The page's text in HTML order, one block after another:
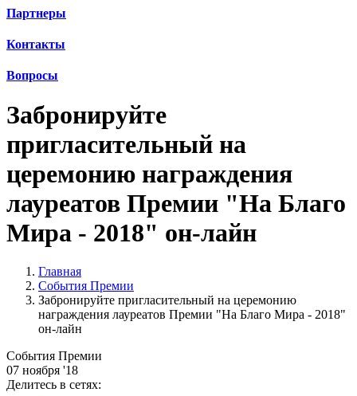
Партнеры
Контакты
Вопросы
Забронируйте
пригласительный на
церемонию награждения
лауреатов Премии "На Благо
Мира - 2018" он-лайн
Главная
События Премии
Забронируйте пригласительный на церемонию
награждения лауреатов Премии "На Благо Мира - 2018"
он-лайн
События Премии
07 ноября '18
Делитесь в сетях: